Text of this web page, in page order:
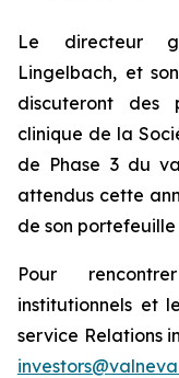
Le directeur
Lingelbach, et
discuteront des
clinique de la
de Phase 3 du
attendus cette
de son
Pour
institutionnels et
service Relations